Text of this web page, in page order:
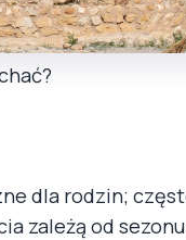
dla rodzin;
zależą od